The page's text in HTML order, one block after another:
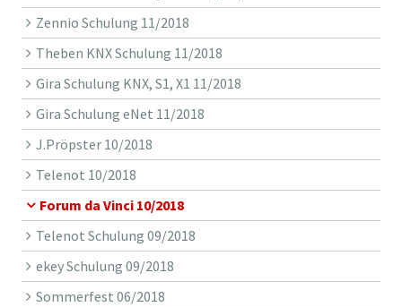
Zennio Schulung 11/2018
Theben KNX Schulung 11/2018
Gira Schulung KNX, S1, X1 11/2018
Gira Schulung eNet 11/2018
J.Pröpster 10/2018
Telenot 10/2018
Forum da Vinci 10/2018
Telenot Schulung 09/2018
ekey Schulung 09/2018
Sommerfest 06/2018